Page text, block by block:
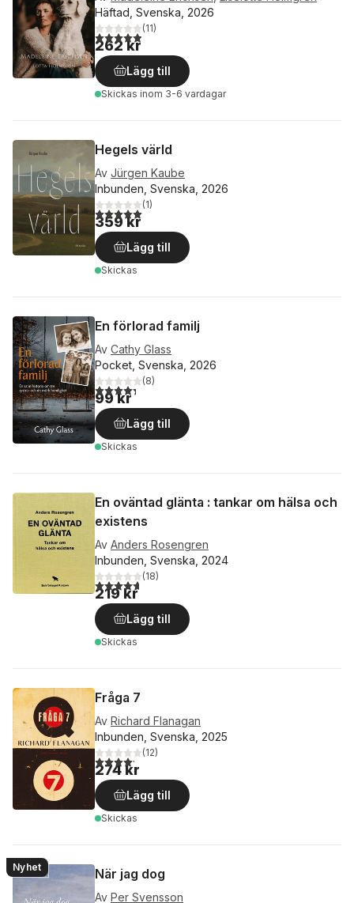
Häftad, Svenska, 2026
4,9utav 5 stjärnor. Totalt antal röster:
(11)
262 kr
Lägg till
Skickas inom 3-6 vardagar
Hegels värld
Av Jürgen Kaube
Inbunden, Svenska, 2026
5,0utav 5 stjärnor. Totalt antal röster:
(1)
359 kr
Lägg till
Skickas
En förlorad familj
Av Cathy Glass
Pocket, Svenska, 2026
4,3utav 5 stjärnor. Totalt antal röster:
(8)
99 kr
Lägg till
Skickas
En oväntad glänta : tankar om hälsa och
existens
Av Anders Rosengren
Inbunden, Svenska, 2024
4,7utav 5 stjärnor. Totalt antal röster:
(18)
219 kr
Lägg till
Skickas
Fråga 7
Av Richard Flanagan
Inbunden, Svenska, 2025
4,2utav 5 stjärnor. Totalt antal röster:
(12)
274 kr
Lägg till
Skickas
Nyhet När jag dog
Av Per Svensson